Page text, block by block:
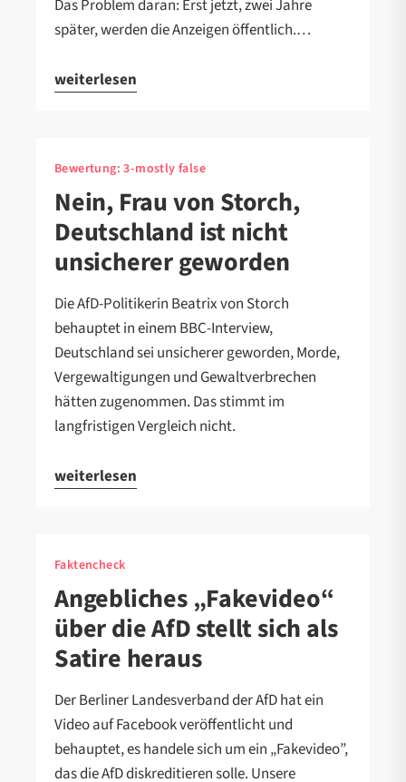
Das Problem daran: Erst jetzt, zwei Jahre
später, werden die Anzeigen öffentlich.…
weiterlesen
Bewertung:3-mostly false
Nein, Frau von Storch,
Deutschland ist nicht
unsicherer geworden
Die AfD-Politikerin Beatrix von Storch
behauptet in einem BBC-Interview,
Deutschland sei unsicherer geworden, Morde,
Vergewaltigungen und Gewaltverbrechen
hätten zugenommen. Das stimmt im
langfristigen Vergleich nicht.
weiterlesen
Faktencheck
Angebliches „Fakevideo“
über die AfD stellt sich als
Satire heraus
Der Berliner Landesverband der AfD hat ein
Video auf Facebook veröffentlicht und
behauptet, es handele sich um ein „Fakevideo”,
das die AfD diskreditieren solle. Unsere